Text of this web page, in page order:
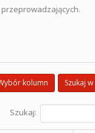
Szukaj
kolumn
Szukaj: